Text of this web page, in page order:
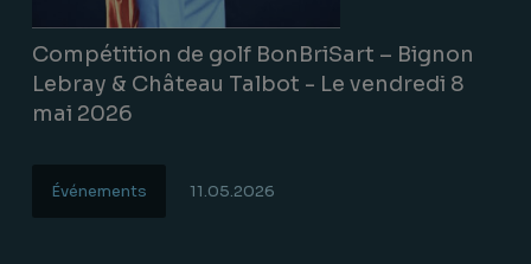
Compétition de golf BonBriSart – Bignon
Lebray & Château Talbot - Le vendredi 8
mai 2026
Événements 11.05.2026